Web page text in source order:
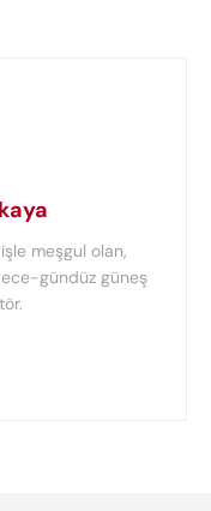
meşgul olan,
gündüz güneş